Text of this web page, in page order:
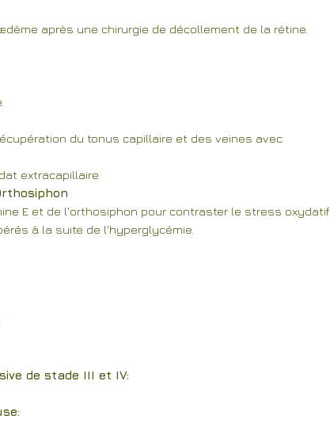
après une chirurgie de décollement de la rétine.
du tonus capillaire et des veines avec
extracapillaire
E et de l'orthosiphon pour contraster le stress oxydatif
à la suite de l'hyperglycémie.
de stade III et IV: